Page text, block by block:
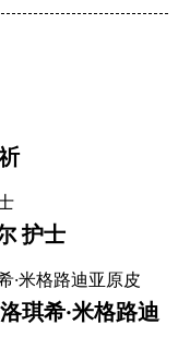
护士
琪希·米格路迪